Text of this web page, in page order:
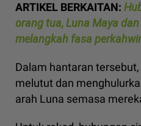
ARTIKEL BERKAITAN:
orang tua, Luna Maya
melangkah fasa
Dalam hantaran
melutut dan
arah Luna semasa